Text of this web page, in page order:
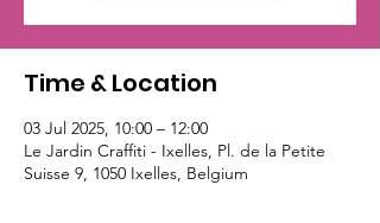
Time & Location
03 Jul 2025, 10:00 – 12:00
Le Jardin Craffiti - Ixelles, Pl. de la Petite
Suisse 9, 1050 Ixelles, Belgium